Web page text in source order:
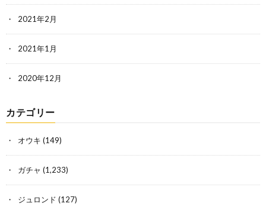
2021年2月
2021年1月
2020年12月
カテゴリー
オウキ (149)
ガチャ (1,233)
ジュロンド (127)